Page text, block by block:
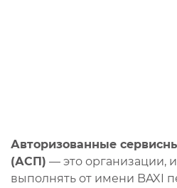
Авторизованные
(АСП) — это организации,
выполнять от имени BAXI